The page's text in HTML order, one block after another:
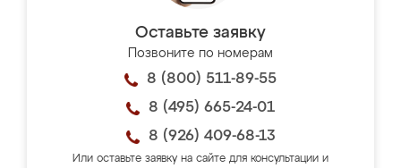
Оставьте заявку
Позвоните по номерам
8 (800) 511-89-55
8 (495) 665-24-01
8 (926) 409-68-13
Или оставьте заявку на сайте для консультации и